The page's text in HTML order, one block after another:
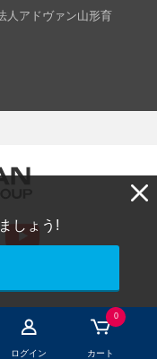
ログイン
0
カート
しょう!
人アドヴァン山形育